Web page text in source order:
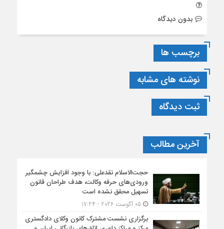
بدون دیدگاه
برچسب ها
نوشته های مشابه
ثبت دیدگاه
آخرین مطالب
حجت‌الاسلام نقدعلی: با وجود افزایش چشمگیر
ورودی‌های حرفه وکالت، هدف طراحان قانون
تسهیل محقق نشده است
05 آگوست 2026 - 17:24
برگزاری نشست مشترک کانون وکلای دادگستری